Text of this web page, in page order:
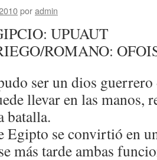
poradmin
UPUAUT
ROMANO:
ser un dios
llevar en las manos,
batalla.
Egipto se convirtió en
más tarde ambas